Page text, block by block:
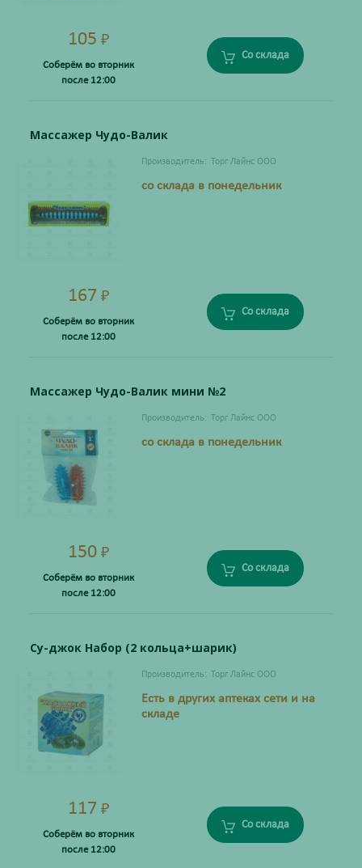
105 ₽
Соберём во вторник
после 12:00
Со склада
Массажер Чудо-Валик
Производитель: Торг Лайнс ООО
со склада в понедельник
167 ₽
Соберём во вторник
после 12:00
Со склада
Массажер Чудо-Валик мини №2
Производитель: Торг Лайнс ООО
со склада в понедельник
150 ₽
Соберём во вторник
после 12:00
Со склада
Су-джок Набор (2 кольца+шарик)
Производитель: Торг Лайнс ООО
Есть в других аптеках сети и на
складе
117 ₽
Соберём во вторник
после 12:00
Со склада